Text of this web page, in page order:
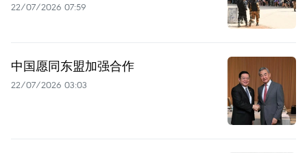
22/07/2026 07:59
中国愿同东盟加强合作
22/07/2026 03:03